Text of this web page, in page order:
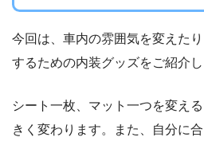
今回は、車内の雰囲気を変えた
するための内装グッズをご紹介し
シート一枚、マット一つを変え
きく変わります。また、自分に